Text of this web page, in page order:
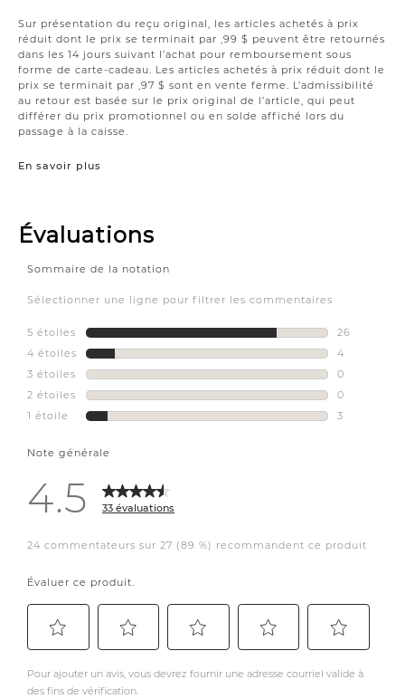
Sur présentation du reçu original, les articles achetés à prix
réduit dont le prix se terminait par ,99 $ peuvent être retournés
dans les 14 jours suivant l’achat pour remboursement sous
forme de carte-cadeau. Les articles achetés à prix réduit dont le
prix se terminait par ,97 $ sont en vente ferme. L’admissibilité
au retour est basée sur le prix original de l’article, qui peut
différer du prix promotionnel ou en solde affiché lors du
passage à la caisse.
En savoir plus